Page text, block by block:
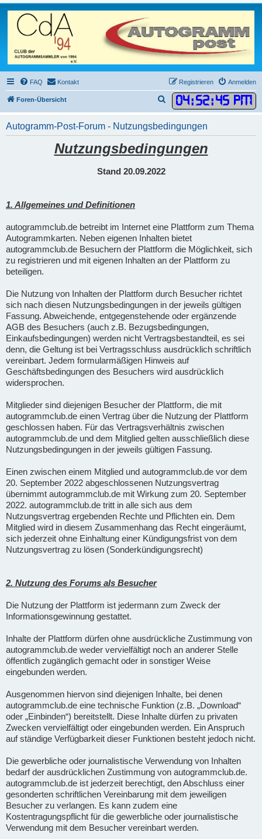
FAQ Kontakt Anmelden
Registrieren
Foren-Übersicht 04:52:45 PM
u
c
e
Autogramm-Post-Forum - Nutzungsbedingungen
Nutzungsbedingungen
Stand 20.09.2022
1. Allgemeines und Definitionen
autogrammclub.de betreibt im Internet eine Plattform zum Thema
Autogrammkarten. Neben eigenen Inhalten bietet
autogrammclub.de Besuchern der Plattform die Möglichkeit, sich
zu registrieren und mit eigenen Inhalten an der Plattform zu
beteiligen.
Die Nutzung von Inhalten der Plattform durch Besucher richtet
sich nach diesen Nutzungsbedingungen in der jeweils gültigen
Fassung. Abweichende, entgegenstehende oder ergänzende
AGB des Besuchers (auch z.B. Bezugsbedingungen,
Einkaufsbedingungen) werden nicht Vertragsbestandteil, es sei
denn, die Geltung ist bei Vertragsschluss ausdrücklich schriftlich
vereinbart. Jedem formularmäßigen Hinweis auf
Geschäftsbedingungen des Besuchers wird ausdrücklich
widersprochen.
Mitglieder sind diejenigen Besucher der Plattform, die mit
autogrammclub.de einen Vertrag über die Nutzung der Plattform
geschlossen haben. Für das Vertragsverhältnis zwischen
autogrammclub.de und dem Mitglied gelten ausschließlich diese
Nutzungsbedingungen in der jeweils gültigen Fassung.
Einen zwischen einem Mitglied und autogrammclub.de vor dem
20. September 2022 abgeschlossenen Nutzungsvertrag
übernimmt autogrammclub.de mit Wirkung zum 20. September
2022. autogrammclub.de tritt in alle sich aus dem
Nutzungsvertrag ergebenden Rechte und Pflichten ein. Dem
Mitglied wird in diesem Zusammenhang das Recht eingeräumt,
sich jederzeit ohne Einhaltung einer Kündigungsfrist von dem
Nutzungsvertrag zu lösen (Sonderkündigungsrecht)
2. Nutzung des Forums als Besucher
Die Nutzung der Plattform ist jedermann zum Zweck der
Informationsgewinnung gestattet.
Inhalte der Plattform dürfen ohne ausdrückliche Zustimmung von
autogrammclub.de weder vervielfältigt noch an anderer Stelle
öffentlich zugänglich gemacht oder in sonstiger Weise
eingebunden werden.
Ausgenommen hiervon sind diejenigen Inhalte, bei denen
autogrammclub.de eine technische Funktion (z.B. „Download“
oder „Einbinden“) bereitstellt. Diese Inhalte dürfen zu privaten
Zwecken vervielfältigt oder eingebunden werden. Ein Anspruch
auf ständige Verfügbarkeit dieser Funktionen besteht jedoch nicht.
Die gewerbliche oder journalistische Verwendung von Inhalten
bedarf der ausdrücklichen Zustimmung von autogrammclub.de.
autogrammclub.de ist jederzeit berechtigt, den Abschluss einer
gesonderten schriftlichen Vereinbarung mit dem jeweiligen
Besucher zu verlangen. Es kann zudem eine
Kostentragungspflicht für die gewerbliche oder journalistische
Verwendung mit dem Besucher vereinbart werden.